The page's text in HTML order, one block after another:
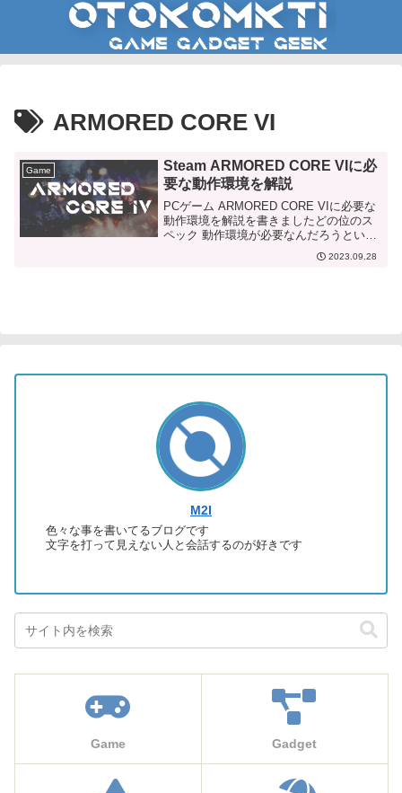
ARMORED CORE VI
Game
Steam ARMORED CORE VIに必
要な動作環境を解説
PCゲーム ARMORED CORE VIに必要な
動作環境を解説を書きましたどの位のス
ペック 動作環境が必要なんだろうという
2023.09.28
M2I
色々な事を書いてるブログです
文字を打って見えない人と会話するのが好きです
Game Gadget